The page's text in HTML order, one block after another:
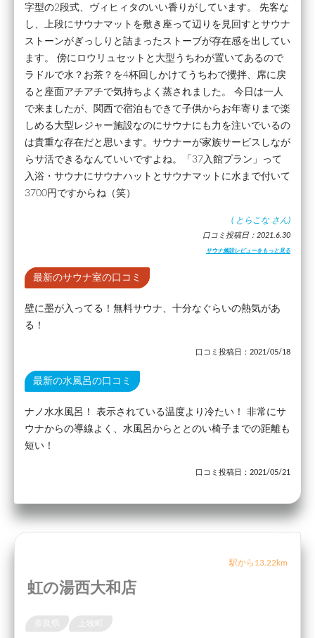
字型の2段式、ヴィヒィタのいい香りがしています。 先客な
し、上段にサウナマットを敷き座って辺りを見回すとサウナ
ストーンがぎっしりと詰まったストーブが存在感を出してい
ます。 傍にロウリュセットと大型うちわが置いてあるので
ラドルで水？お茶？を4杯回しかけてうちわで攪拌、席に戻
ると座面アチアチで気持ちよく蒸されました。 今日は一人
で来ましたが、関西で宿泊もできて子供からお年寄りまで楽
しめる大型レジャー施設なのにサウナにも力を注いでいるの
は貴重な存在だと思います。サウナーが家族サービスしなが
らサ活できるなんていいですよね。「37入館プラン」って
入浴・サウナにサウナハットとサウナマットに水まで付いて
3700円ですからね（笑）
( とらこな さん)
口コミ投稿日：2021.6.30
サウナ施設レビューをもっと見る
最新のサウナ室の口コミ
壁に墨が入ってる！無料サウナ、十分なぐらいの熱気があ
る！
口コミ投稿日：2021/05/18
最新の水風呂の口コミ
ナノ水水風呂！ 表示されている温度より冷たい！ 非常にサ
ウナからの導線よく、水風呂からととのい椅子までの距離も
短い！
口コミ投稿日：2021/05/21
駅から13.22km
虹の湯西大和店
奈良県 上牧町